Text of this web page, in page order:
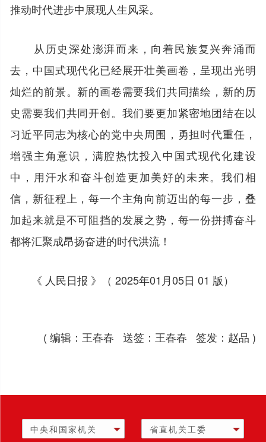
推动时代进步中展现人生风采。
从历史深处澎湃而来，向着民族复兴奔涌而
去，中国式现代化已经展开壮美画卷，呈现出光明
灿烂的前景。新的画卷需要我们共同描绘，新的历
史需要我们共同开创。我们要更加紧密地团结在以
习近平同志为核心的党中央周围，勇担时代重任，
增强主角意识，满腔热忱投入中国式现代化建设
中，用汗水和奋斗创造更加美好的未来。我们相
信，新征程上，每一个主角向前迈出的每一步，叠
加起来就是不可阻挡的发展之势，每一份拼搏奋斗
都将汇聚成昂扬奋进的时代洪流！
《 人民日报 》（ 2025年01月05日 01 版）
( 编辑：王春春 送签：王春春 签发：赵品 )
中央和国家机关 省直机关工委